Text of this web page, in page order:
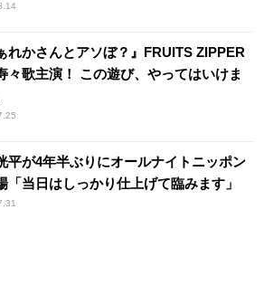
れかさんとアソぼ？』FRUITS ZIPPER
々歌主演！ この遊び、やってはいけま
平が4年半ぶりにオールナイトニッポン
「当日はしっかり仕上げて臨みます」